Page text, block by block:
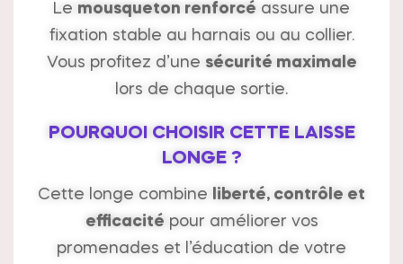
Le mousqueton renforcé assure une
fixation stable au harnais ou au collier.
Vous profitez d’une sécurité maximale
lors de chaque sortie.
POURQUOI CHOISIR CETTE LAISSE
LONGE ?
Cette longe combine liberté, contrôle et
efficacité pour améliorer vos
promenades et l’éducation de votre